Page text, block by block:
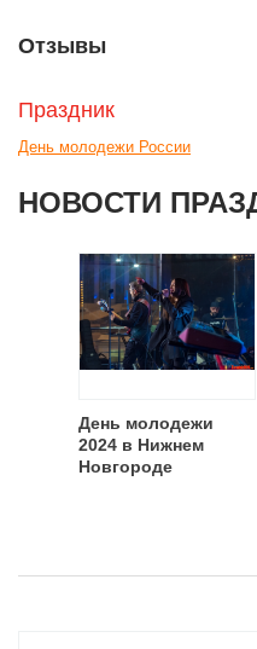
Отзывы
Праздник
День молодежи России
НОВОСТИ
День молодежи
2024 в Нижнем
Новгороде